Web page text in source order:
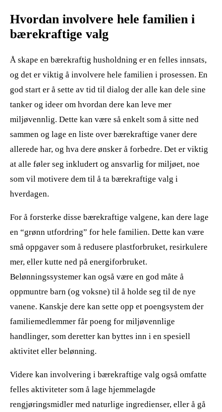
Hvordan involvere hele familien i
bærekraftige valg
Å skape en bærekraftig husholdning er en felles innsats,
og det er viktig å involvere hele familien i prosessen. En
god start er å sette av tid til dialog der alle kan dele sine
tanker og ideer om hvordan dere kan leve mer
miljøvennlig. Dette kan være så enkelt som å sitte ned
sammen og lage en liste over bærekraftige vaner dere
allerede har, og hva dere ønsker å forbedre. Det er viktig
at alle føler seg inkludert og ansvarlig for miljøet, noe
som vil motivere dem til å ta bærekraftige valg i
hverdagen.
For å forsterke disse bærekraftige valgene, kan dere lage
en “grønn utfordring” for hele familien. Dette kan være
små oppgaver som å redusere plastforbruket, resirkulere
mer, eller kutte ned på energiforbruket.
Belønningssystemer kan også være en god måte å
oppmuntre barn (og voksne) til å holde seg til de nye
vanene. Kanskje dere kan sette opp et poengsystem der
familiemedlemmer får poeng for miljøvennlige
handlinger, som deretter kan byttes inn i en spesiell
aktivitet eller belønning.
Videre kan involvering i bærekraftige valg også omfatte
felles aktiviteter som å lage hjemmelagde
rengjøringsmidler med naturlige ingredienser, eller å gå